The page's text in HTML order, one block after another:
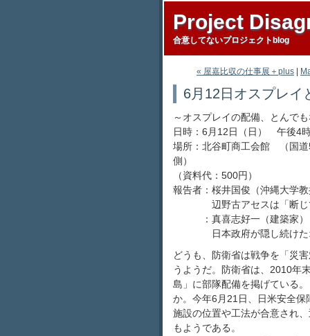
Project
合意してないプロジェクトblog
« 屋嘉比収の仕事展＋plus
6月12日オスプレイ
～オスプレイの配備、とんで
日時：6月12日（日） 午後4
場所：北谷町商工会館 （国道
側）
（資料代：500円）
報告者：桜井国俊（沖縄大学
辺野古アセスは「断じて
：真喜志好一（建築家）
日本政府が隠し続けたオ
どうも、防衛省は戦争を「災
うようだ。防衛省は、2010年
島」に部隊配備を掲げている
か。今年6月21日、日米安全
施設の位置や工法が合意され
もようである。